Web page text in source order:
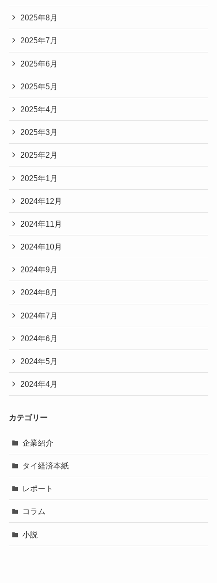
2025年8月
2025年7月
2025年6月
2025年5月
2025年4月
2025年3月
2025年2月
2025年1月
2024年12月
2024年11月
2024年10月
2024年9月
2024年8月
2024年7月
2024年6月
2024年5月
2024年4月
カテゴリー
企業紹介
タイ経済本紙
レポート
コラム
小説